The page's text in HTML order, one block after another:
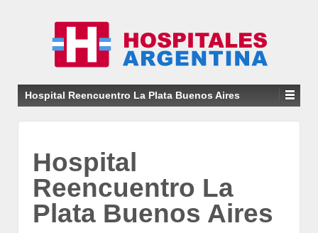
Hospital Reencuentro La Plata Buenos Aires
Hospital
Reencuentro La
Plata Buenos Aires